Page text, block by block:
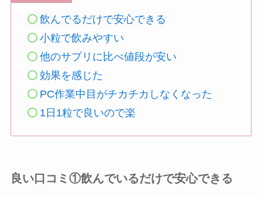
飲んでるだけで安心できる
小粒で飲みやすい
他のサプリに比べ値段が安い
効果を感じた
PC作業中目がチカチカしなくなった
1日1粒で良いので楽
良い口コミ①飲んでいるだけで安心できる